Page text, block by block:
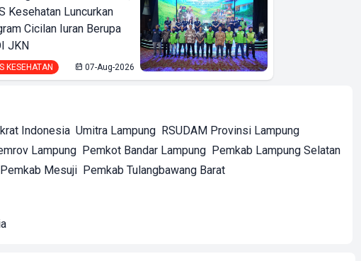
Kesehatan Luncurkan
Cicilan Iuran Berupa
JKN
KESEHATAN 07-Aug-2026
Indonesia Umitra Lampung RSUDAM Provinsi Lampung
Lampung Pemkot Bandar Lampung Pemkab Lampung Selatan
Pemkab Mesuji Pemkab Tulangbawang Barat